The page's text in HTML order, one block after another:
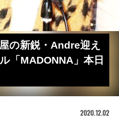
の新鋭・Andre迎え
「MADONNA」本日
2020.12.02